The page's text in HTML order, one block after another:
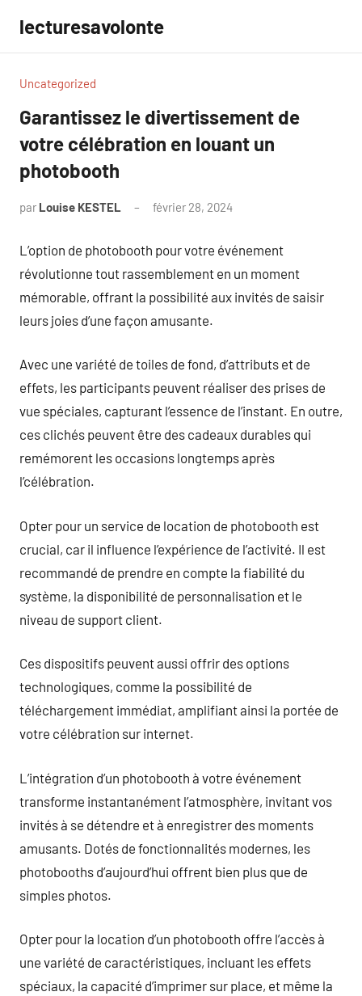
contenu
lecturesavolonte
Uncategorized
Garantissez le divertissement de
votre célébration en louant un
photobooth
par Louise KESTEL février 28, 2024
L’option de photobooth pour votre événement
révolutionne tout rassemblement en un moment
mémorable, offrant la possibilité aux invités de saisir
leurs joies d’une façon amusante.
Avec une variété de toiles de fond, d’attributs et de
effets, les participants peuvent réaliser des prises de
vue spéciales, capturant l’essence de l’instant. En outre,
ces clichés peuvent être des cadeaux durables qui
remémorent les occasions longtemps après
l’célébration.
Opter pour un service de location de photobooth est
crucial, car il influence l’expérience de l’activité. Il est
recommandé de prendre en compte la fiabilité du
système, la disponibilité de personnalisation et le
niveau de support client.
Ces dispositifs peuvent aussi offrir des options
technologiques, comme la possibilité de
téléchargement immédiat, amplifiant ainsi la portée de
votre célébration sur internet.
L’intégration d’un photobooth à votre événement
transforme instantanément l’atmosphère, invitant vos
invités à se détendre et à enregistrer des moments
amusants. Dotés de fonctionnalités modernes, les
photobooths d’aujourd’hui offrent bien plus que de
simples photos.
Opter pour la location d’un photobooth offre l’accès à
une variété de caractéristiques, incluant les effets
spéciaux, la capacité d’imprimer sur place, et même la